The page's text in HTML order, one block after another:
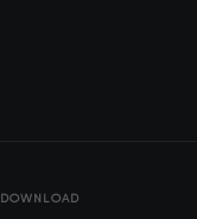
DOWNLOAD